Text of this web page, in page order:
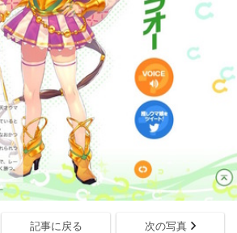
記事に戻る 次の写真